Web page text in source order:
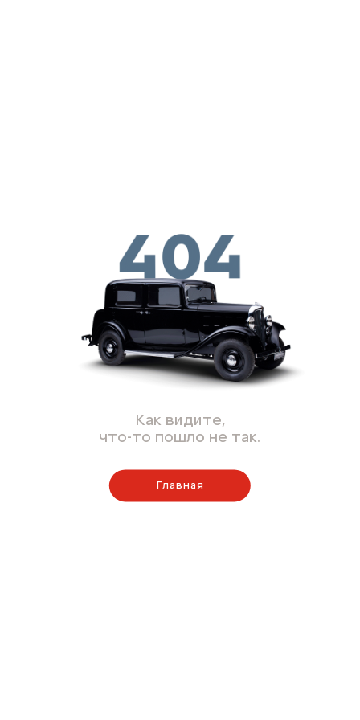
Как видите,
что-то пошло не так.
Главная